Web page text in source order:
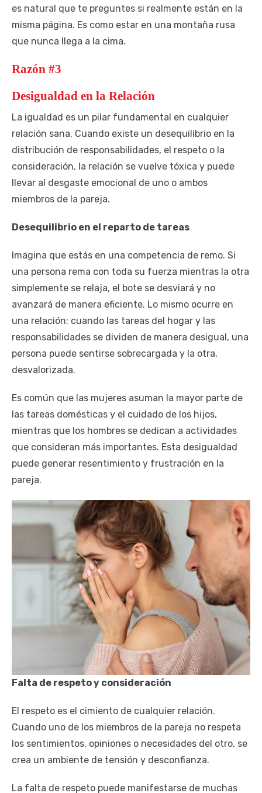
es natural que te preguntes si realmente están en la
misma página. Es como estar en una montaña rusa
que nunca llega a la cima.
Razón #3
Desigualdad en la Relación
La igualdad es un pilar fundamental en cualquier
relación sana. Cuando existe un desequilibrio en la
distribución de responsabilidades, el respeto o la
consideración, la relación se vuelve tóxica y puede
llevar al desgaste emocional de uno o ambos
miembros de la pareja.
Desequilibrio en el reparto de tareas
Imagina que estás en una competencia de remo. Si
una persona rema con toda su fuerza mientras la otra
simplemente se relaja, el bote se desviará y no
avanzará de manera eficiente. Lo mismo ocurre en
una relación: cuando las tareas del hogar y las
responsabilidades se dividen de manera desigual, una
persona puede sentirse sobrecargada y la otra,
desvalorizada.
Es común que las mujeres asuman la mayor parte de
las tareas domésticas y el cuidado de los hijos,
mientras que los hombres se dedican a actividades
que consideran más importantes. Esta desigualdad
puede generar resentimiento y frustración en la
pareja.
Falta de respeto y consideración
El respeto es el cimiento de cualquier relación.
Cuando uno de los miembros de la pareja no respeta
los sentimientos, opiniones o necesidades del otro, se
crea un ambiente de tensión y desconfianza.
La falta de respeto puede manifestarse de muchas